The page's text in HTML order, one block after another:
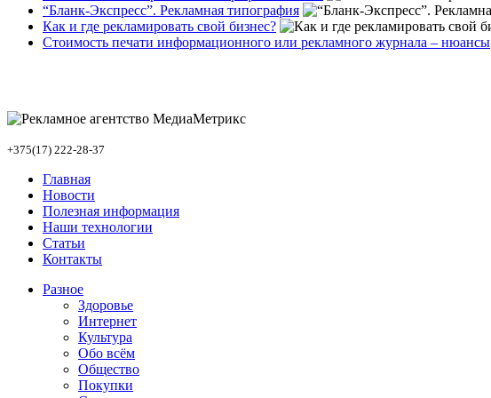
“Бланк-Экспресс”. Рекламная типография
Как и где рекламировать свой бизнес?
Стоимость печати информационного или рекламного журнала – нюансы
+375(17) 222-28-37
Главная
Новости
Полезная информация
Наши технологии
Статьи
Контакты
Разное
Здоровье
Интернет
Культура
Обо всём
Общество
Покупки